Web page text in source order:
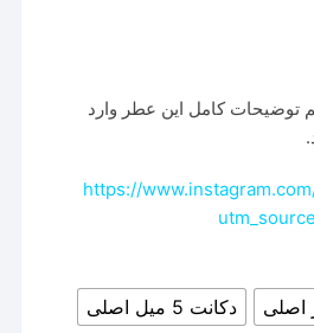
توضیحات کامل این عطر وارد
https://
دکانت 5 میل اصلی